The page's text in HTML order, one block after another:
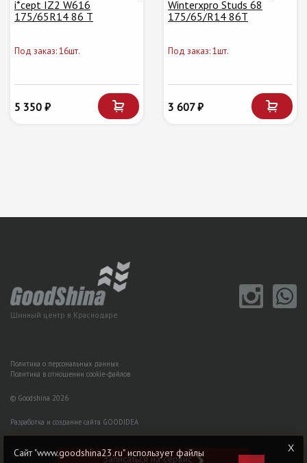
i*cept IZ2 W616
175/65R14 86 T
Под заказ: 16шт.
5 350 ₽
Winterxpro Studs 68
175/65/R14 86T
Под заказ: 1шт.
3 607 ₽
Шинный центр в Краснодаре
Политика о персональных данных
Политика в отношении cookie-файлов
© Goodshina 2026
Разработка и создание сайта GOODIDEA
Записаться на сервис
Сайт "www.goodshina23.ru" использует файлы